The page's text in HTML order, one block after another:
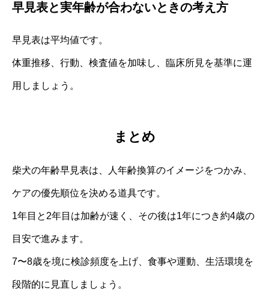
早見表と実年齢が合わないときの考え方
早見表は平均値です。
体重推移、行動、検査値を加味し、臨床所見を基準に運
用しましょう。
まとめ
柴犬の年齢早見表は、人年齢換算のイメージをつかみ、
ケアの優先順位を決める道具です。
1年目と2年目は加齢が速く、その後は1年につき約4歳の
目安で進みます。
7〜8歳を境に検診頻度を上げ、食事や運動、生活環境を
段階的に見直しましょう。